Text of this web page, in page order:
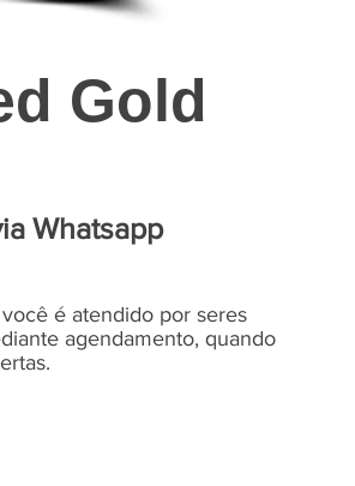
Gold
Whatsapp
é atendido por seres
agendamento, quando